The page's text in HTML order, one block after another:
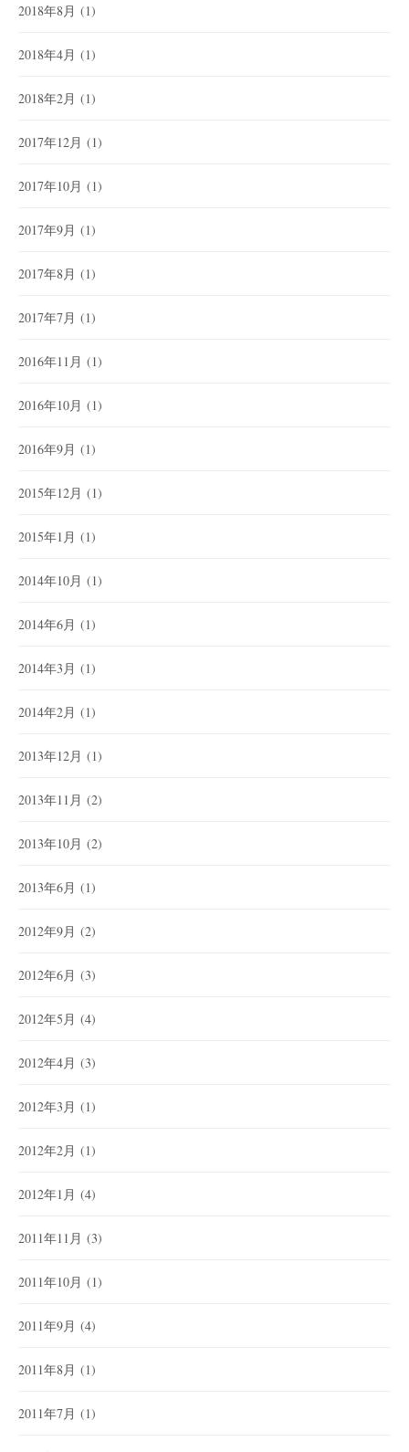
2018年8月 (1)
2018年4月 (1)
2018年2月 (1)
2017年12月 (1)
2017年10月 (1)
2017年9月 (1)
2017年8月 (1)
2017年7月 (1)
2016年11月 (1)
2016年10月 (1)
2016年9月 (1)
2015年12月 (1)
2015年1月 (1)
2014年10月 (1)
2014年6月 (1)
2014年3月 (1)
2014年2月 (1)
2013年12月 (1)
2013年11月 (2)
2013年10月 (2)
2013年6月 (1)
2012年9月 (2)
2012年6月 (3)
2012年5月 (4)
2012年4月 (3)
2012年3月 (1)
2012年2月 (1)
2012年1月 (4)
2011年11月 (3)
2011年10月 (1)
2011年9月 (4)
2011年8月 (1)
2011年7月 (1)